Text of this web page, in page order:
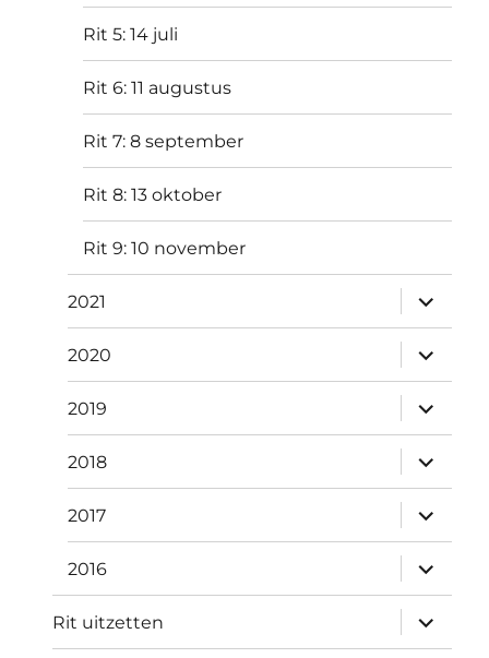
Rit 5: 14 juli
Rit 6: 11 augustus
Rit 7: 8 september
Rit 8: 13 oktober
Rit 9: 10 november
2021
2020
2019
2018
2017
2016
Rit uitzetten